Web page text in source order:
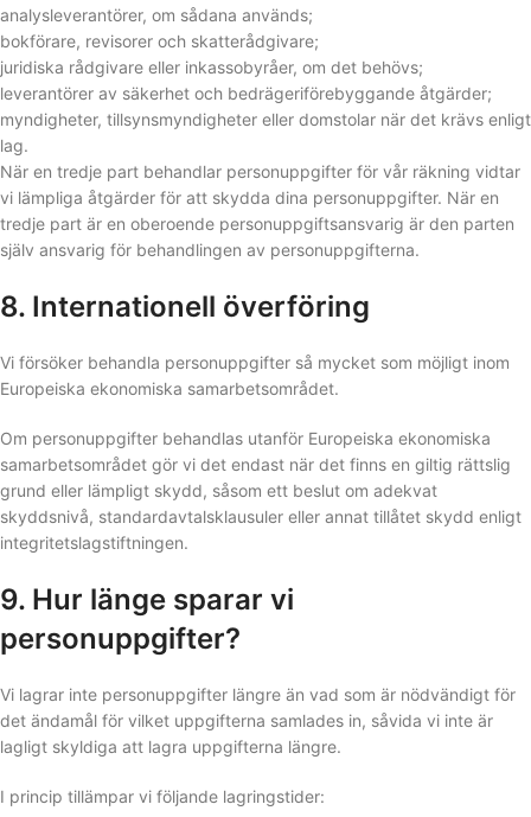
analysleverantörer, om sådana används;
bokförare, revisorer och skatterådgivare;
juridiska rådgivare eller inkassobyråer, om det behövs;
leverantörer av säkerhet och bedrägeriförebyggande åtgärder;
myndigheter, tillsynsmyndigheter eller domstolar när det krävs enligt
lag.
När en tredje part behandlar personuppgifter för vår räkning vidtar
vi lämpliga åtgärder för att skydda dina personuppgifter. När en
tredje part är en oberoende personuppgiftsansvarig är den parten
själv ansvarig för behandlingen av personuppgifterna.
8. Internationell överföring
Vi försöker behandla personuppgifter så mycket som möjligt inom
Europeiska ekonomiska samarbetsområdet.
Om personuppgifter behandlas utanför Europeiska ekonomiska
samarbetsområdet gör vi det endast när det finns en giltig rättslig
grund eller lämpligt skydd, såsom ett beslut om adekvat
skyddsnivå, standardavtalsklausuler eller annat tillåtet skydd enligt
integritetslagstiftningen.
9. Hur länge sparar vi
personuppgifter?
Vi lagrar inte personuppgifter längre än vad som är nödvändigt för
det ändamål för vilket uppgifterna samlades in, såvida vi inte är
lagligt skyldiga att lagra uppgifterna längre.
I princip tillämpar vi följande lagringstider: